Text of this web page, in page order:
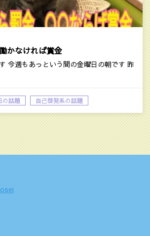
かなければ賞金
今週もあっという間の金曜日の朝です 昨
の話題 自己啓発系の話題